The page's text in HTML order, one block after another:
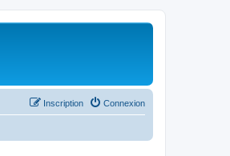
Connexion
Inscription